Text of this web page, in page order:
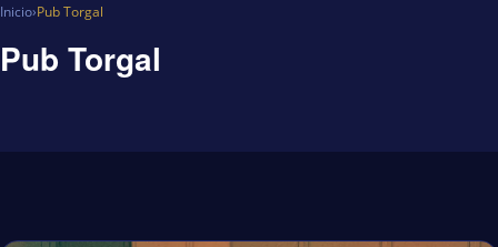
Inicio›Pub Torgal
Pub Torgal